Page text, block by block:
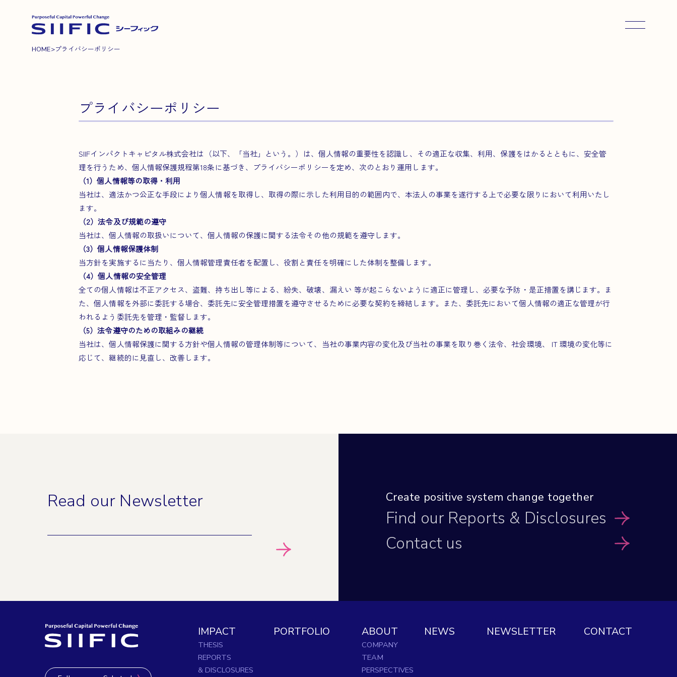
メニューを
HOME>プライバシーポリシー
プライバシーポリシー
SIIFインパクトキャピタル株式会社は（以下、「当社」という。）は、個人情報の重要性を認識し、その適正な収集、利用、保護をはかるとともに、安全管
理を行うため、個人情報保護規程第18条に基づき、プライバシーポリシーを定め、次のとおり運用します。
（1）個人情報等の取得・利用
当社は、適法かつ公正な手段により個人情報を取得し、取得の際に示した利用目的の範囲内で、本法人の事業を遂行する上で必要な限りにおいて利用いたし
ます。
（2）法令及び規範の遵守
当社は、個人情報の取扱いについて、個人情報の保護に関する法令その他の規範を遵守します。
（3）個人情報保護体制
当方針を実施するに当たり、個人情報管理責任者を配置し、役割と責任を明確にした体制を整備します。
（4）個人情報の安全管理
全ての個人情報は不正アクセス、盗難、持ち出し等による、紛失、破壊、漏えい 等が起こらないように適正に管理し、必要な予防・是正措置を講じます。ま
た、個人情報を外部に委託する場合、委託先に安全管理措置を遵守させるために必要な契約を締結します。また、委託先において個人情報の適正な管理が行
われるよう委託先を管理・監督します。
（5）法令遵守のための取組みの継続
当社は、個人情報保護に関する方針や個人情報の管理体制等について、当社の事業内容の変化及び当社の事業を取り巻く法令、社会環境、 IT 環境の変化等に
応じて、継続的に見直し、改善します。
Read our Newsletter Create positive system change together
Find our Reports & Disclosures
Contact us
IMPACT
THESIS
REPORTS
& DISCLOSURES
PORTFOLIO ABOUT
COMPANY
TEAM
PERSPECTIVES
NEWS NEWSLETTER CONTACT